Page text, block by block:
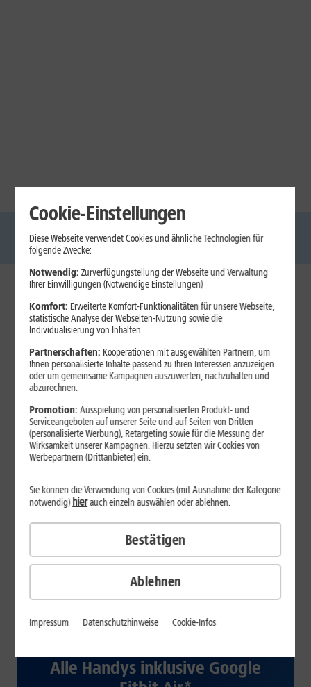
Glasfaser Internet Handys
Mobilfunk-
Laptops
1&1 Internet
Jetzt unterbrechungsfrei ins sehr gute Netz wechseln.
Ohne doppelte Kosten.*
ab 29,99
€/Monat*
Verfügbarkeit prüfen
Alle Handys inklusive Google
Cookie-Einstellungen
Diese Webseite verwendet Cookies und ähnliche Technologien für
folgende Zwecke:
Notwendig: Zurverfügungstellung der Webseite und Verwaltung
Ihrer Einwilligungen (Notwendige Einstellungen)
Komfort: Erweiterte Komfort-Funktionalitäten für unsere Webseite,
statistische Analyse der Webseiten-Nutzung sowie die
Individualisierung von Inhalten
Partnerschaften: Kooperationen mit ausgewählten Partnern, um
Ihnen personalisierte Inhalte passend zu Ihren Interessen anzuzeigen
oder um gemeinsame Kampagnen auszuwerten, nachzuhalten und
abzurechnen.
Promotion:Ausspielung von personalisierten Produkt- und
Serviceangeboten auf unserer Seite und auf Seiten von Dritten
(personalisierte Werbung), Retargeting sowie für die Messung der
Wirksamkeit unserer Kampagnen. Hierzu setzten wir Cookies von
Werbepartnern (Drittanbieter) ein.
Ablehnen
Sie können die Verwendung von Cookies (mit Ausnahme der Kategorie
notwendig)hierauch einzeln auswählen oder ablehnen.
Bestätigen
Impressum Datenschutzhinweise Cookie-Infos